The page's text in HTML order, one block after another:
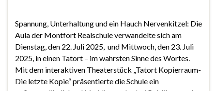
Spannung, Unterhaltung und ein Hauch Nervenkitzel: Die
Aula der Montfort Realschule verwandelte sich am
Dienstag, den 22. Juli 2025, und Mittwoch, den 23. Juli
2025, in einen Tatort – im wahrsten Sinne des Wortes.
Mit dem interaktiven Theaterstück „Tatort Kopierraum-
Die letzte Kopie“ präsentierte die Schule ein